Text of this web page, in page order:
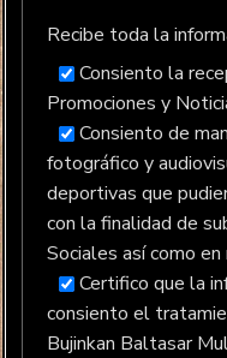
Recibe toda la
Consiento la
Promociones y
Consiento de
fotográfico y
deportivas que
con la finalidad de
Sociales así como
Certifico que la
consiento el
Bujinkan Baltasar